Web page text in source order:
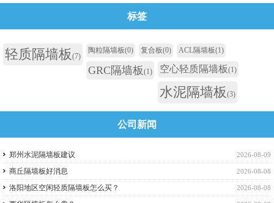
标签
轻质隔墙板 (7)
陶粒隔墙板(0) 复合板(0) ACL隔墙板(1)
GRC隔墙板(1) 空心轻质隔墙板(1)
水泥隔墙板 (3)
公司新闻
2026-08-09
郑州水泥隔墙板建议
2026-08-08
商丘隔墙板好消息
2026-08-08
洛阳地区空闲轻质隔墙板怎么买？